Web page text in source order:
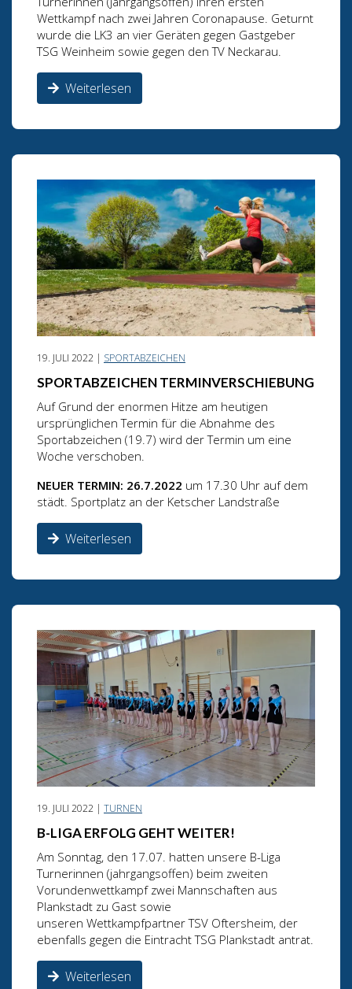
Wettkampf nach zwei Jahren Coronapause. Geturnt
wurde die LK3 an vier Geräten gegen Gastgeber
TSG Weinheim sowie gegen den TV Neckarau.
Weiterlesen
19. JULI 2022 | SPORTABZEICHEN
SPORTABZEICHEN TERMINVERSCHIEBUNG
Auf Grund der enormen Hitze am heutigen
ursprünglichen Termin für die Abnahme des
Sportabzeichen (19.7) wird der Termin um eine
Woche verschoben.
NEUER TERMIN: 26.7.2022 um 17.30 Uhr auf dem
städt. Sportplatz an der Ketscher Landstraße
Weiterlesen
19. JULI 2022 | TURNEN
B-LIGA ERFOLG GEHT WEITER!
Am Sonntag, den 17.07. hatten unsere B-Liga
Turnerinnen (jahrgangsoffen) beim zweiten
Vorundenwettkampf zwei Mannschaften aus
Plankstadt zu Gast sowie
unseren Wettkampfpartner TSV Oftersheim, der
ebenfalls gegen die Eintracht TSG Plankstadt antrat.
Weiterlesen